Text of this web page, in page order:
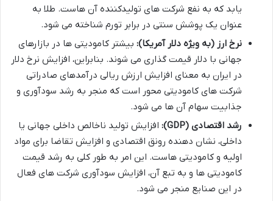
یابد که به نفع شرکت های تولیدکننده آن هاست. طلا به
عنوان یک پوشش سنتی در برابر تورم شناخته می شود.
نرخ ارز (به ویژه دلار آمریکا): بیشتر کامودیتی ها در بازارهای
جهانی با دلار قیمت گذاری می شوند. بنابراین، افزایش نرخ دلار
در ایران به معنای افزایش ارزش ریالی درآمدهای صادراتی
شرکت های کامودیتی محور است که منجر به رشد سودآوری و
جذابیت سهام آن ها می شود.
رشد اقتصادی (GDP):
افزایش تولید ناخالص داخلی جهانی یا
داخلی، نشان دهنده رونق اقتصادی و افزایش تقاضا برای مواد
اولیه و کامودیتی هاست. این امر به طور کلی به رشد قیمت
کامودیتی ها و به تبع آن، افزایش سودآوری شرکت های فعال
در این صنایع منجر می شود.